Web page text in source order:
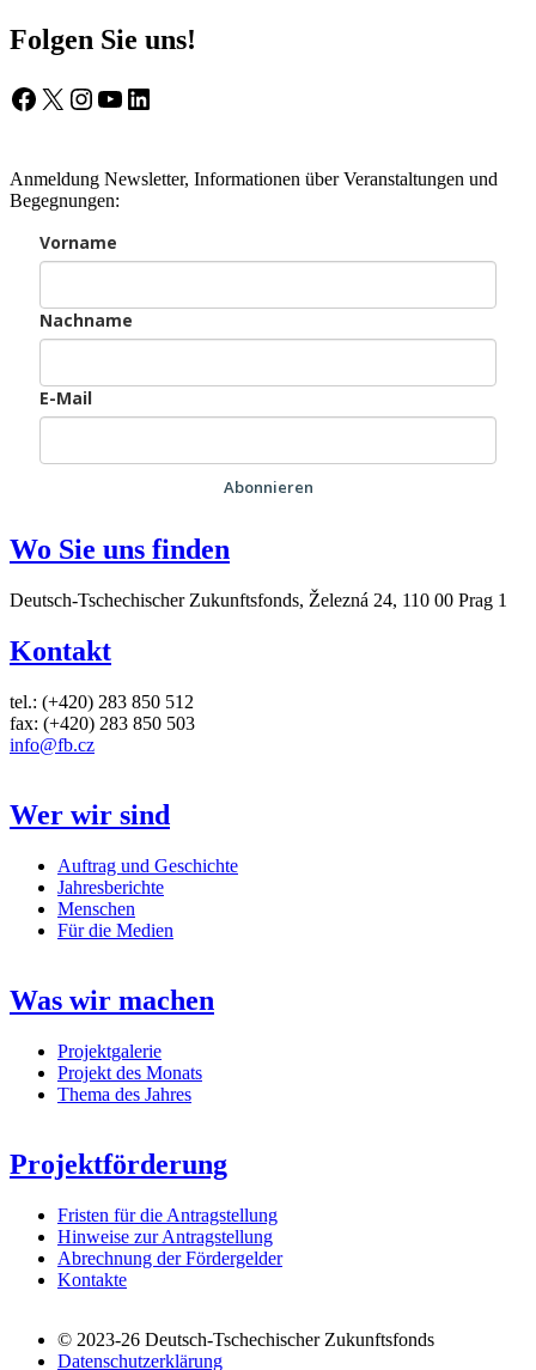
Folgen Sie uns!
Facebook
X Instagram YouTube LinkedIn
Anmeldung Newsletter, Informationen über Veranstaltungen und
Begegnungen:
Vorname
Nachname
E-Mail
Abonnieren
Wo Sie uns finden
Deutsch-Tschechischer Zukunftsfonds, Železná 24, 110 00 Prag 1
Kontakt
tel.: (+420) 283 850 512
fax: (+420) 283 850 503
info@fb.cz
Wer wir sind
Auftrag und Geschichte
Jahresberichte
Menschen
Für die Medien
Was wir machen
Projektgalerie
Projekt des Monats
Thema des Jahres
Projektförderung
Fristen für die Antragstellung
Hinweise zur Antragstellung
Abrechnung der Fördergelder
Kontakte
© 2023-26 Deutsch-Tschechischer Zukunftsfonds
Datenschutzerklärung